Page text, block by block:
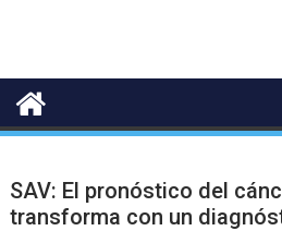
SAV: El pronóstico del
transforma con un